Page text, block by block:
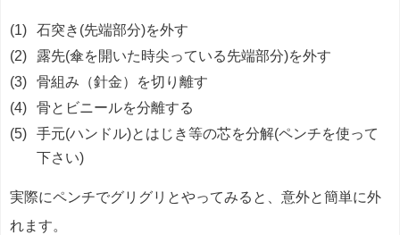
石突き(先端部分)を外す
露先(傘を開いた時尖っている先端部分)を外す
骨組み（針金）を切り離す
骨とビニールを分離する
手元(ハンドル)とはじき等の芯を分解(ペンチを使って
下さい)
実際にペンチでグリグリとやってみると、意外と簡単に外
れます。